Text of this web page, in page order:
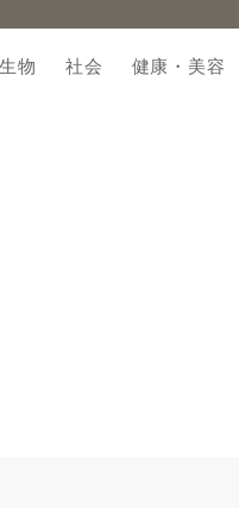
生物 社会 健康・美容